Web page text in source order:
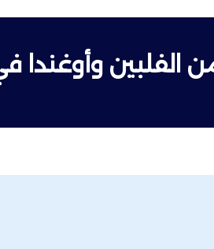
الفلبين